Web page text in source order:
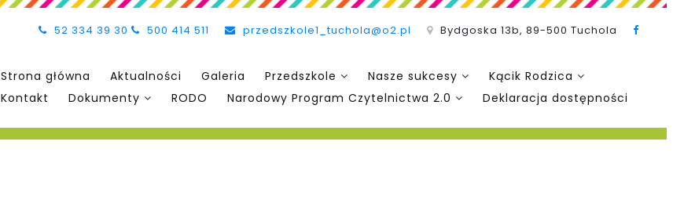
52 334 39 30 500 414 511 przedszkole1_tuchola@o2.pl Bydgoska 13b, 89-500 Tuchola
Strona główna Aktualności Galeria Przedszkole Nasze sukcesy
Kącik Rodzica
Kontakt
Dokumenty RODO Narodowy Program Czytelnictwa 2.0 Deklaracja dostępności